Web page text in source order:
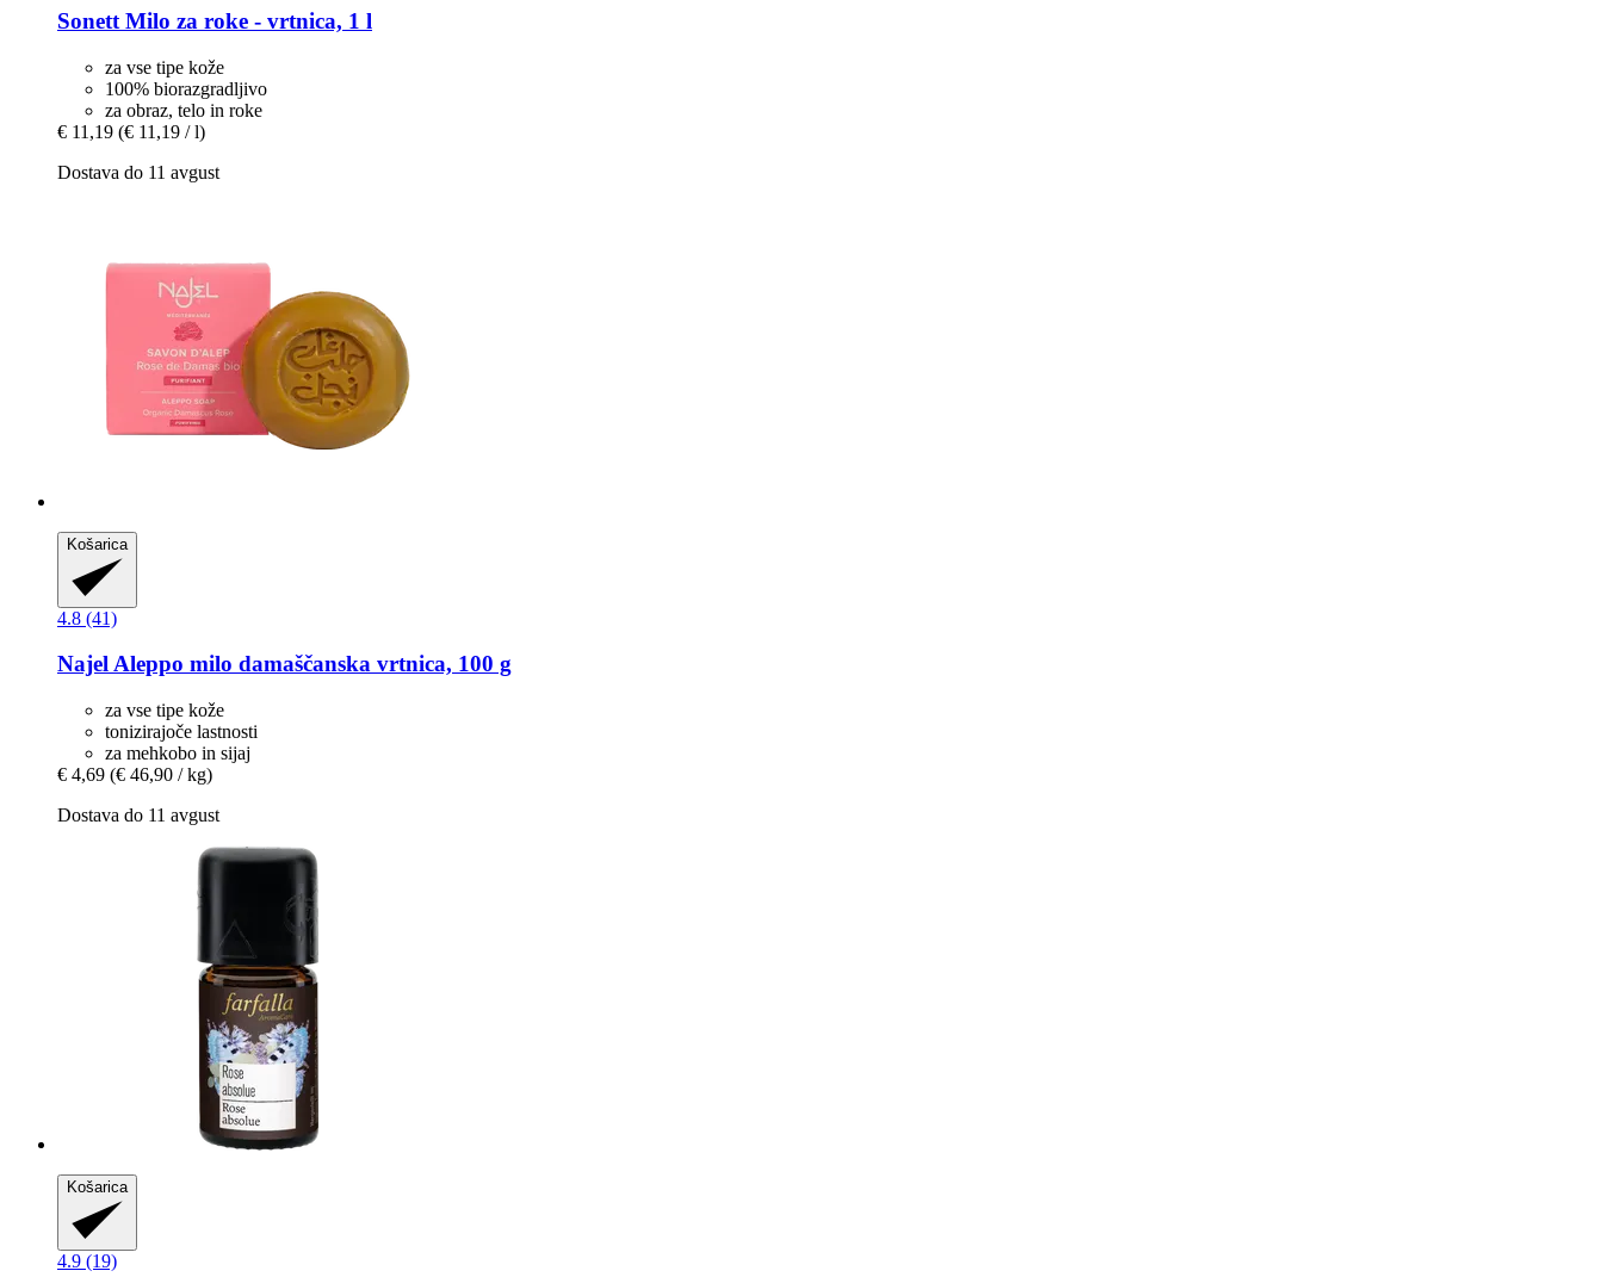
Sonett Milo za roke -​ vrtnica, 1 l
za vse tipe kože
100% biorazgradljivo
za obraz, telo in roke
€ 11,19 (€ 11,19 / l)
Dostava do 11 avgust
Košarica
4.8 (41)
NajelAleppo milo damaščanska vrtnica, 100 g
za vse tipe kože
tonizirajoče lastnosti
za mehkobo in sijaj
€ 4,69 (€ 46,90 / kg)
Dostava do 11 avgust
Košarica
4.9 (19)